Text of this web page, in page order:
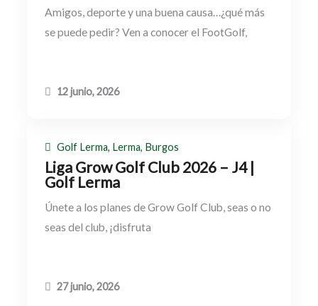
Amigos, deporte y una buena causa…¿qué más
se puede pedir? Ven a conocer el FootGolf,
12 junio, 2026
Golf Lerma, Lerma, Burgos
Liga Grow Golf Club 2026 – J4 |
Golf Lerma
Únete a los planes de Grow Golf Club, seas o no
seas del club, ¡disfruta
27 junio, 2026